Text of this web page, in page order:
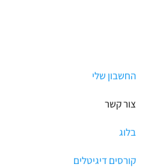
החשבון שלי
צור קשר
בלוג
קורסים דיגיטלים